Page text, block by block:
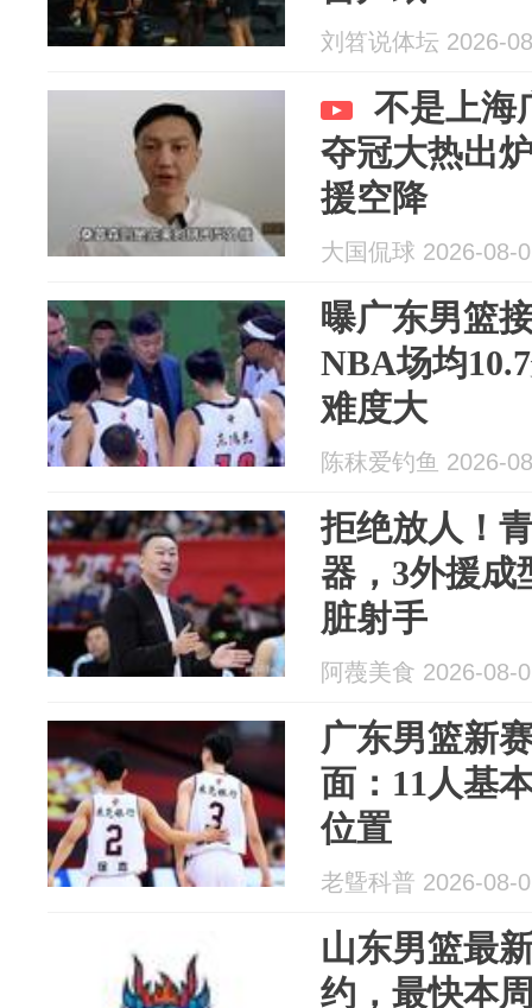
刘笤说体坛 2026-
不是上海
夺冠大热出
援空降
大国侃球 2026-08-
曝广东男篮
NBA场均
难度大
陈秣爱钓鱼 2026-
拒绝放人！
器，3外援成
脏射手
阿薎美食 2026-08-
广东男篮新
面：11人基
位置
老曁科普 2026-08-
山东男篮最
约，最快本